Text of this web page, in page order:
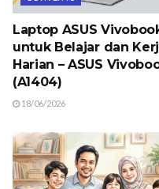
Laptop ASUS
untuk Belajar dan
Harian – ASUS
(A1404)
18/06/2026